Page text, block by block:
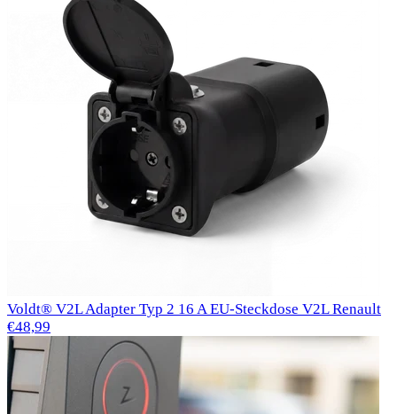
Voldt® V2L Adapter Typ 2 16 A EU-Steckdose V2L Renault
€48,99